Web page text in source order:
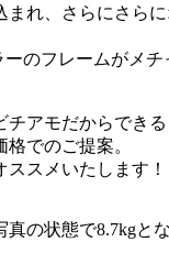
まれ、さらにさら
ーのフレームがメ
チアモだからできる
でのご提案。
スメいたします！
の状態で8.7kgとな